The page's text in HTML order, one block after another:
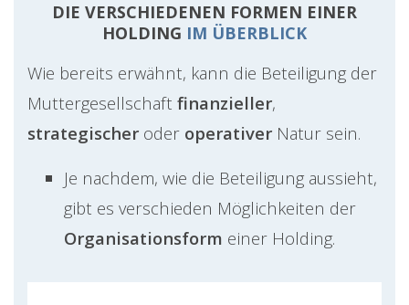
DIE VERSCHIEDENEN FORMEN EINER
HOLDING IM ÜBERBLICK
Wie bereits erwähnt, kann die Beteiligung der
Muttergesellschaft finanzieller,
strategischer oder operativer Natur sein.
Je nachdem, wie die Beteiligung aussieht,
gibt es verschieden Möglichkeiten der
Organisationsform einer Holding.